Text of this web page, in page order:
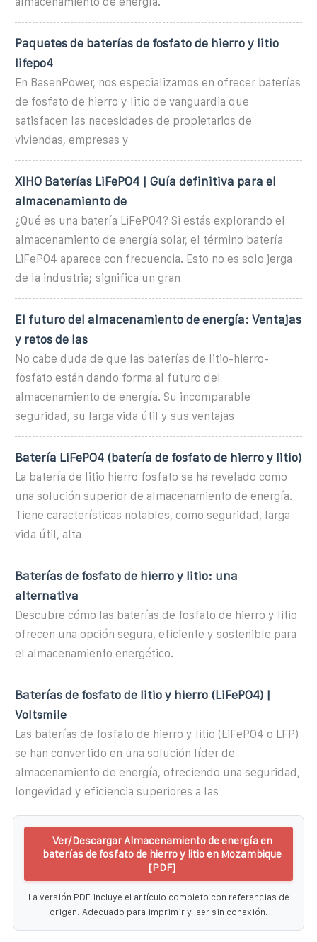
Paquetes de baterías de fosfato de hierro y litio
lifepo4
En BasenPower, nos especializamos en ofrecer baterías
de fosfato de hierro y litio de vanguardia que
satisfacen las necesidades de propietarios de
viviendas, empresas y
XIHO Baterías LiFePO4 | Guía definitiva para el
almacenamiento de
¿Qué es una batería LiFePO4? Si estás explorando el
almacenamiento de energía solar, el término batería
LiFePO4 aparece con frecuencia. Esto no es solo jerga
de la industria; significa un gran
El futuro del almacenamiento de energía: Ventajas
y retos de las
No cabe duda de que las baterías de litio-hierro-
fosfato están dando forma al futuro del
almacenamiento de energía. Su incomparable
seguridad, su larga vida útil y sus ventajas
Batería LiFePO4 (batería de fosfato de hierro y litio)
La batería de litio hierro fosfato se ha revelado como
una solución superior de almacenamiento de energía.
Tiene características notables, como seguridad, larga
vida útil, alta
Baterías de fosfato de hierro y litio: una
alternativa
Descubre cómo las baterías de fosfato de hierro y litio
ofrecen una opción segura, eficiente y sostenible para
el almacenamiento energético.
Baterías de fosfato de litio y hierro (LiFePO4) |
Voltsmile
Las baterías de fosfato de hierro y litio (LiFePO4 o LFP)
se han convertido en una solución líder de
almacenamiento de energía, ofreciendo una seguridad,
longevidad y eficiencia superiores a las
Ver/Descargar Almacenamiento de energía en
baterías de fosfato de hierro y litio en Mozambique
[PDF]
La versión PDF incluye el artículo completo con referencias de
origen. Adecuado para imprimir y leer sin conexión.